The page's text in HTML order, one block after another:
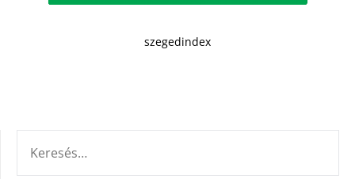
szegedindex